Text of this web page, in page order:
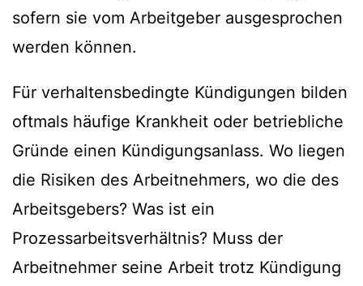
sofern sie vom Arbeitgeber ausgesprochen
werden können.
Für verhaltensbedingte Kündigungen bilden
oftmals häufige Krankheit oder betriebliche
Gründe einen Kündigungsanlass. Wo liegen
die Risiken des Arbeitnehmers, wo die des
Arbeitsgebers? Was ist ein
Prozessarbeitsverhältnis? Muss der
Arbeitnehmer seine Arbeit trotz Kündigung